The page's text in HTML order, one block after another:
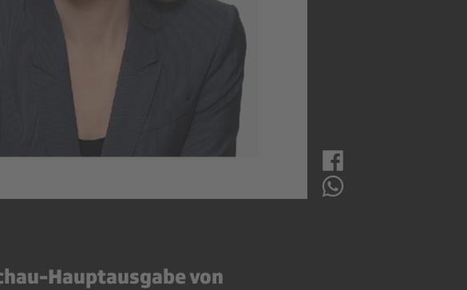
Hauptausgabe von